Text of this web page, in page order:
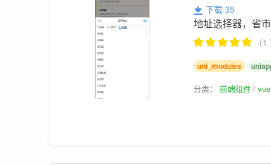
下载 35
地址选择器，省
（
uni_modules
分类：前端组件